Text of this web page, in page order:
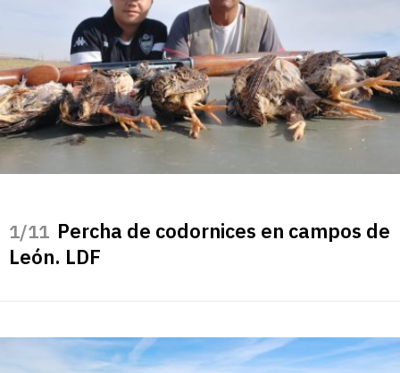
/11 Percha de codornices en campos de
León. LDF